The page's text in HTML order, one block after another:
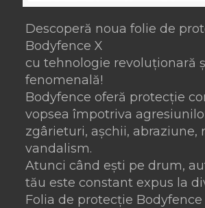
Descoperă noua folie de
Bodyfence X
cu tehnologie revoluționară
fenomenală!
Bodyfence oferă protecție
vopsea împotriva
zgârieturi, așchii, abraziune,
vandalism.
Atunci când ești pe drum,
tău este constant expus la
Folia de protecție Bodyfence